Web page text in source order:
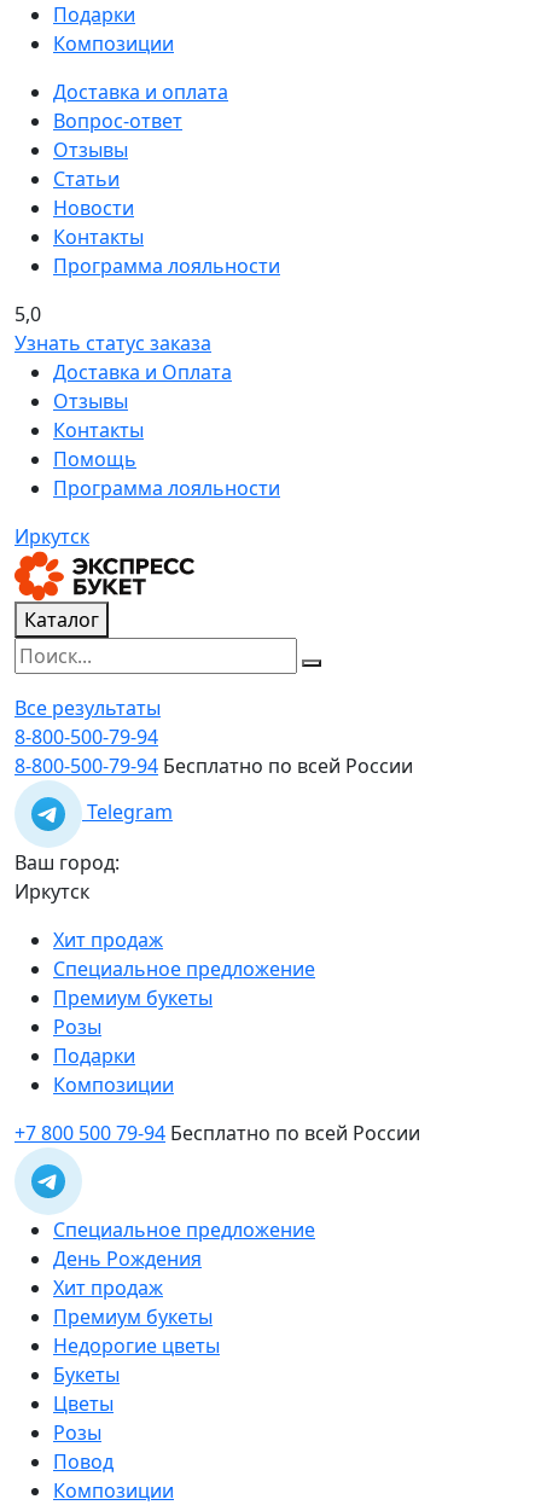
Подарки
Композиции
Доставка и оплата
Вопрос-ответ
Отзывы
Статьи
Новости
Контакты
Программа лояльности
5,0
Узнать статус заказа
Доставка и Оплата
Отзывы
Контакты
Помощь
Программа лояльности
Иркутск
Каталог
Все результаты
8-800-500-79-94
8-800-500-79-94 Бесплатно по всей России
Telegram
Ваш город:
Иркутск
Хит продаж
Специальное предложение
Премиум букеты
Розы
Подарки
Композиции
+7 800 500 79-94 Бесплатно по всей России
Специальное предложение
День Рождения
Хит продаж
Премиум букеты
Недорогие цветы
Букеты
Цветы
Розы
Повод
Композиции